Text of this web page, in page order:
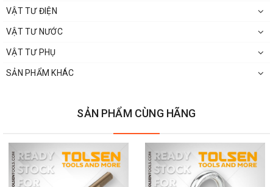
VẬT TƯ ĐIỆN
VẬT TƯ NƯỚC
VẬT TƯ PHỤ
SẢN PHẨM KHÁC
SẢN PHẨM CÙNG HÃNG